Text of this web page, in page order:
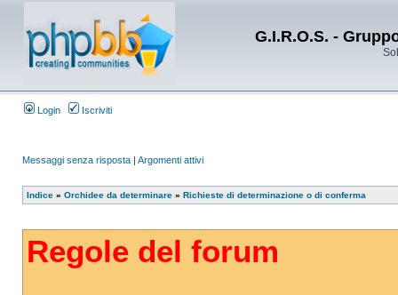
G.I.R.O.S. -
Login Iscriviti
Messaggi senza risposta | Argomenti attivi
Indice » Orchidee da determinare » Richieste di determinazione o di conferma
Regole del forum